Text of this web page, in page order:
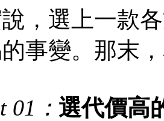
，選上一款
事變。那末
01： 選代價高